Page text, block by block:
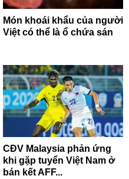
Món khoái khẩu của người
Việt có thể là ổ chứa sán
CĐV Malaysia phản ứng
khi gặp tuyển Việt Nam ở
bán kết AFF...